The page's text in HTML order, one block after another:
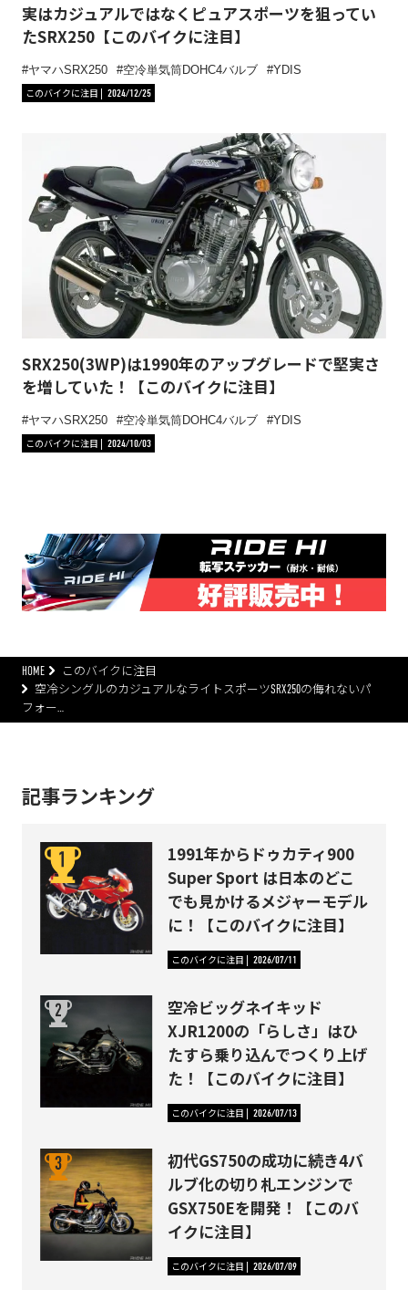
実はカジュアルではなくピュアスポーツを狙ってい
たSRX250【このバイクに注目】
ヤマハSRX250 空冷単気筒DOHC4バルブ
YDIS
このバイクに注目
2024/12/25
SRX250(3WP)は1990年のアップグレードで堅実さ
を増していた！【このバイクに注目】
ヤマハSRX250 空冷単気筒DOHC4バルブ
YDIS
このバイクに注目
2024/10/03
HOME
このバイクに注目
空冷シングルのカジュアルなライトスポーツSRX250の侮れないパ
フォー…
記事ランキング
1991年からドゥカティ900
Super Sport は日本のどこ
でも見かけるメジャーモデル
に！【このバイクに注目】
このバイクに注目 2026/07/11
空冷ビッグネイキッド
XJR1200の「らしさ」はひ
たすら乗り込んでつくり上げ
た！【このバイクに注目】
このバイクに注目 2026/07/13
初代GS750の成功に続き4バ
ルブ化の切り札エンジンで
GSX750Eを開発！【このバ
イクに注目】
このバイクに注目 2026/07/09